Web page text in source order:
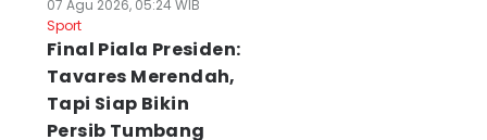
07 Agu 2026, 05:24 WIB
Sport
Final Piala Presiden:
Tavares Merendah,
Tapi Siap Bikin
Persib Tumbang